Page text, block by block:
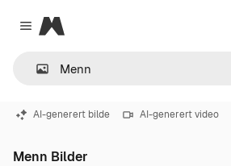
Close menu
Magnific
AI-generert bilde AI-generert video
Menn Bilder